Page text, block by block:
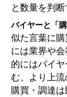
と数量を判断
バイヤーと「
似た言葉に
には業界や
的にはバイ
む、より上流
購買・調達